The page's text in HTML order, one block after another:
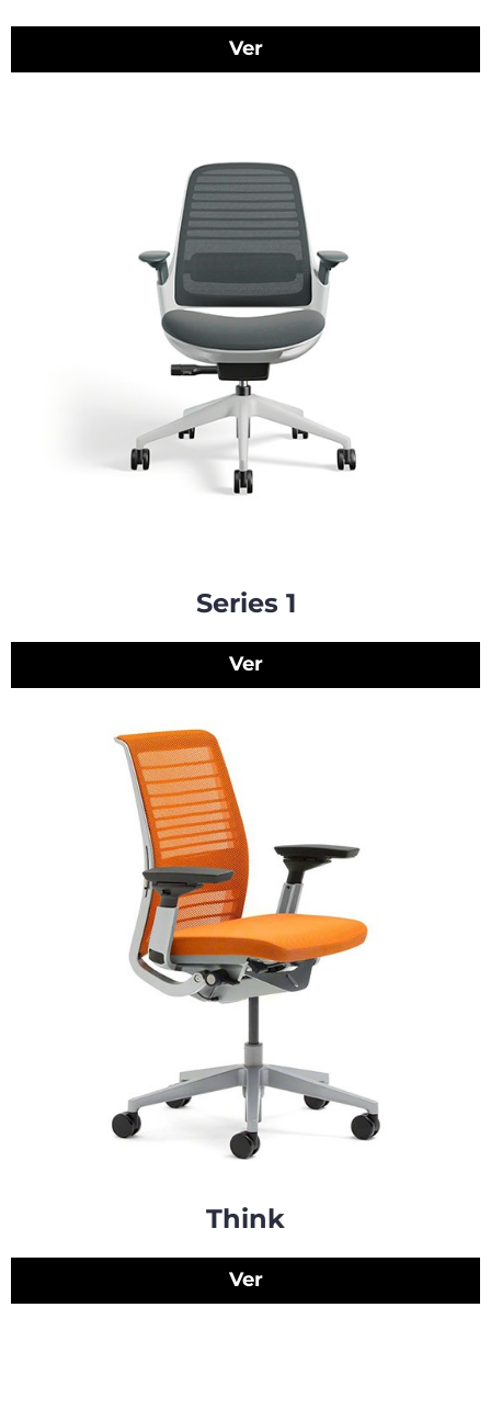
Ver
Series 1
Ver
Think
Ver